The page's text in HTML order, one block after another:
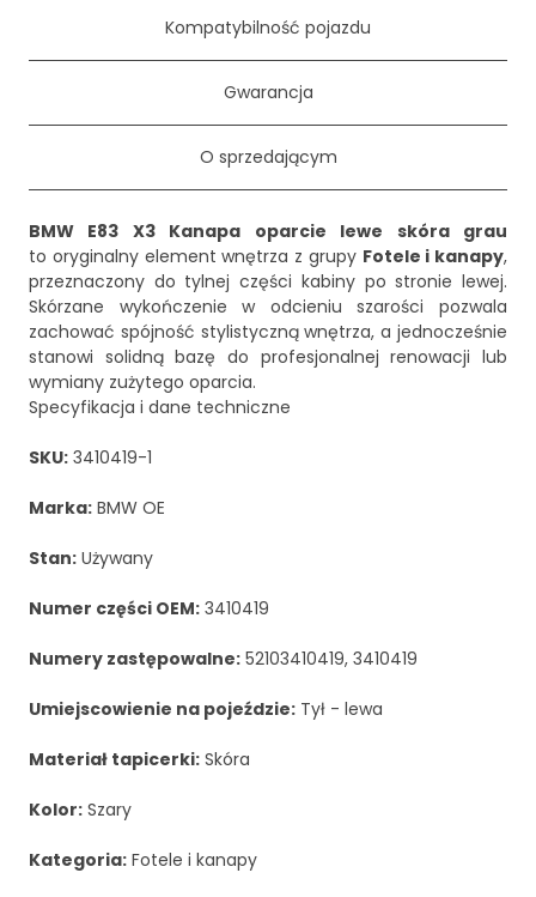
Kompatybilność pojazdu
Gwarancja
O sprzedającym
BMW E83 X3 Kanapa oparcie lewe skóra grau
to oryginalny element wnętrza z grupy Fotele i kanapy,
przeznaczony do tylnej części kabiny po stronie lewej.
Skórzane wykończenie w odcieniu szarości pozwala
zachować spójność stylistyczną wnętrza, a jednocześnie
stanowi solidną bazę do profesjonalnej renowacji lub
wymiany zużytego oparcia.
Specyfikacja i dane techniczne
SKU: 3410419-1
Marka: BMW OE
Stan: Używany
Numer części OEM: 3410419
Numery zastępowalne: 52103410419, 3410419
Umiejscowienie na pojeździe: Tył - lewa
Materiał tapicerki: Skóra
Kolor: Szary
Kategoria: Fotele i kanapy